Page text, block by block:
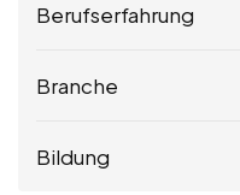
Berufserfahrung
Branche
Bildung